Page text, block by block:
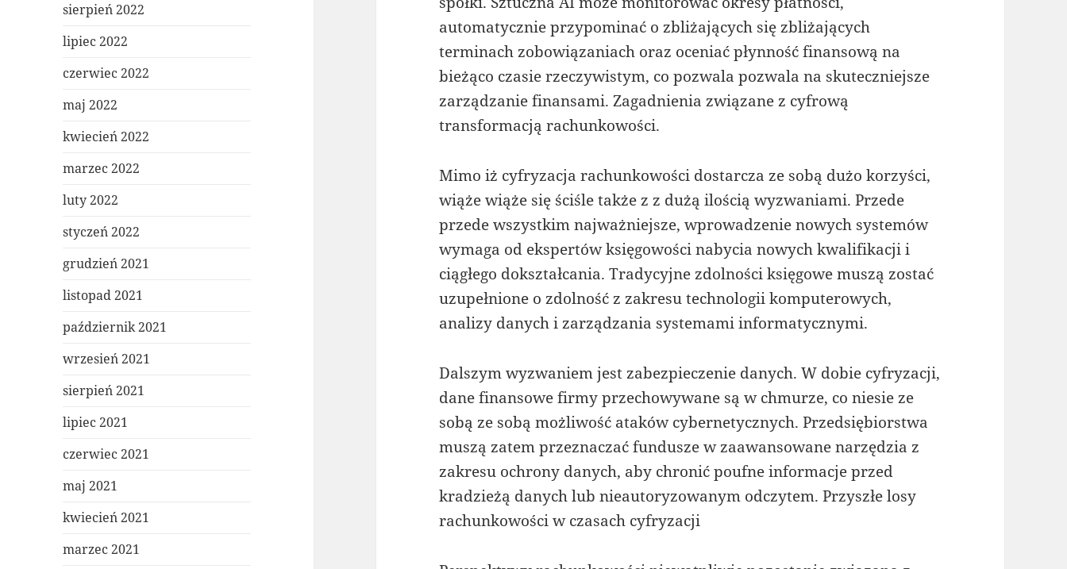
sierpień 2022
lipiec 2022
czerwiec 2022
maj 2022
kwiecień 2022
marzec 2022
luty 2022
styczeń 2022
grudzień 2021
listopad 2021
październik 2021
wrzesień 2021
sierpień 2021
lipiec 2021
czerwiec 2021
maj 2021
kwiecień 2021
marzec 2021
automatycznie przypominać o zbliżających się zbliżających
terminach zobowiązaniach oraz oceniać płynność finansową na
bieżąco czasie rzeczywistym, co pozwala pozwala na skuteczniejsze
zarządzanie finansami. Zagadnienia związane z cyfrową
transformacją rachunkowości.
Mimo iż cyfryzacja rachunkowości dostarcza ze sobą dużo korzyści,
wiąże wiąże się ściśle także z z dużą ilością wyzwaniami. Przede
przede wszystkim najważniejsze, wprowadzenie nowych systemów
wymaga od ekspertów księgowości nabycia nowych kwalifikacji i
ciągłego dokształcania. Tradycyjne zdolności księgowe muszą zostać
uzupełnione o zdolność z zakresu technologii komputerowych,
analizy danych i zarządzania systemami informatycznymi.
Dalszym wyzwaniem jest zabezpieczenie danych. W dobie cyfryzacji,
dane finansowe firmy przechowywane są w chmurze, co niesie ze
sobą ze sobą możliwość ataków cybernetycznych. Przedsiębiorstwa
muszą zatem przeznaczać fundusze w zaawansowane narzędzia z
zakresu ochrony danych, aby chronić poufne informacje przed
kradzieżą danych lub nieautoryzowanym odczytem. Przyszłe losy
rachunkowości w czasach cyfryzacji